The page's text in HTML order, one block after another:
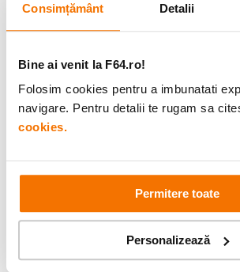
Consimțământ Detalii
Bine ai venit la F64.ro!
Folosim cookies pentru a imbunatati
navigare. Pentru detalii te rugam sa
cookies.
Permitere toate
Personalizează